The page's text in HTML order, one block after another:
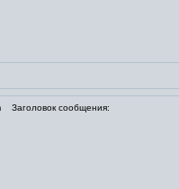
Заголовок сообщения: